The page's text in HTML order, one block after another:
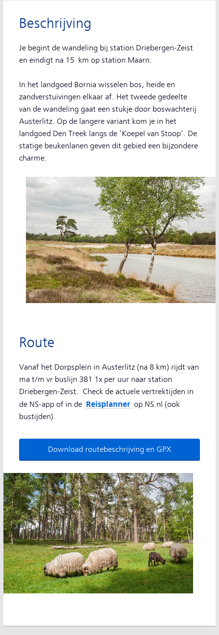
Beschrijving
Je begint de wandeling bij station Driebergen-Zeist
en eindigt na 15 km op station Maarn.
In het landgoed Bornia wisselen bos, heide en
zandverstuivingen elkaar af. Het tweede gedeelte
van de wandeling gaat een stukje door boswachterij
Austerlitz. Op de langere variant kom je in het
landgoed Den Treek langs de 'Koepel van Stoop'. De
statige beukenlanen geven dit gebied een bijzondere
charme.
Route
Vanaf het Dorpsplein in Austerlitz (na 8 km) rijdt van
ma t/m vr buslijn 381 1x per uur naar station
Driebergen-Zeist. Check de actuele vertrektijden in
de NS-app of in de Reisplanner op NS.nl (ook
bustijden).
Download routebeschrijving en GPX